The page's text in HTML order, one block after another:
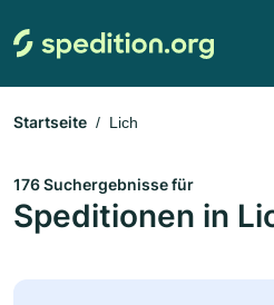
Startseite Lich
176 Suchergebnisse für
Speditionen in